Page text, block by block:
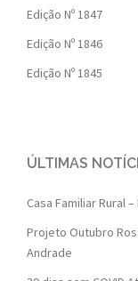
Edição Nº 1847
Edição Nº 1846
Edição Nº 1845
ÚLTIMAS
Casa Familiar Rural
Projeto Outubro
Andrade